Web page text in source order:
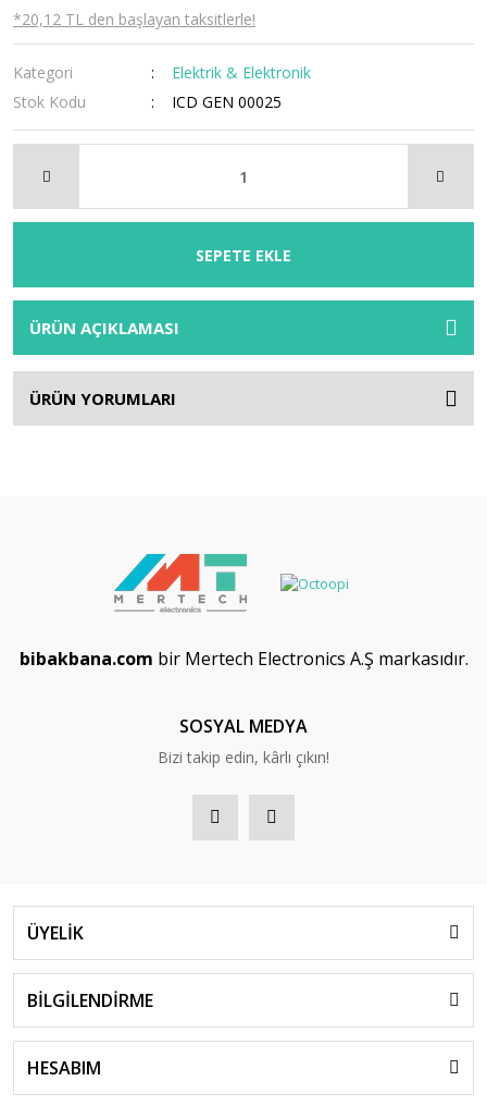
*20,12 TL den başlayan taksitlerle!
Kategori
Elektrik & Elektronik
Stok Kodu
ICD GEN 00025
SEPETE EKLE
ÜRÜN AÇIKLAMASI
ÜRÜN YORUMLARI
bibakbana.com bir Mertech Electronics A.Ş markasıdır.
SOSYAL MEDYA
Bizi takip edin, kârlı çıkın!
ÜYELİK
BİLGİLENDİRME
HESABIM